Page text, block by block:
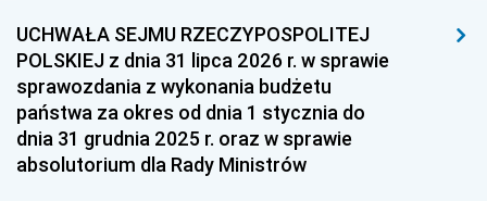
1954 1953 1952
1951 1950
1948 1947 1946
1939 1938
UCHWAŁA SEJMU RZECZYPOSPOLITEJ
POLSKIEJ z dnia 31 lipca 2026 r. w sprawie
sprawozdania z wykonania budżetu
państwa za okres od dnia 1 stycznia do
dnia 31 grudnia 2025 r. oraz w sprawie
absolutorium dla Rady Ministrów